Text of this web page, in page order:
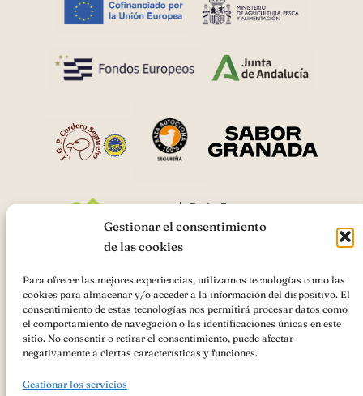
Gestionar el consentimiento
de las cookies
Para ofrecer las mejores experiencias, utilizamos tecnologías como las
cookies para almacenar y/o acceder a la información del dispositivo. El
consentimiento de estas tecnologías nos permitirá procesar datos como
el comportamiento de navegación o las identificaciones únicas en este
sitio. No consentir o retirar el consentimiento, puede afectar
negativamente a ciertas características y funciones.
Gestionar los servicios
AsociaciónIGP Cordero Segureño
ha recibido una ayuda de la
Unión Europea con cargo al
«Cooperación para la promoción de los
productos agrícolas y alimenticios en regímenes de calidad
(Intervención 7132)»Ayudas FEADER , Andalucía 2023-2027 para
PROMOCIÓN DEL MERCADO INTERIOR DE PRODUCTOS